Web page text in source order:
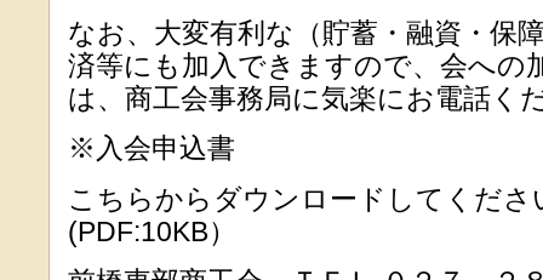
なお、大変有利な（貯蓄・融資・保
済等にも加入できますので、会への
は、商工会事務局に気楽にお電話く
※入会申込書
こちらからダウンロードしてくださ
(PDF:10KB）